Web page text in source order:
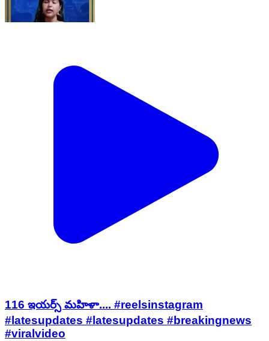
116 ఇయర్స్ మహిళా.... #reelsinstagram
#latesupdates #latesupdates #breakingnews
#viralvideo